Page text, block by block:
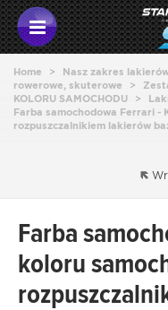
Home >
Nasz zakres
rowerowe, skuterowe
>
KOLORU SAMOCHODU
>
Farba samochodowa Ferrari -
rozpuszczalnikiem lakierów
Farba
koloru